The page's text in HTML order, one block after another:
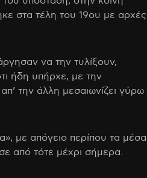
στα τέλη του 19ου με αρχές
να την τυλίξουν,
ήδη υπήρχε, με την
την άλλη μεσαιωνίζει γύρω
με απόγειο περίπου τα μέσα
από τότε μέχρι σήμερα.